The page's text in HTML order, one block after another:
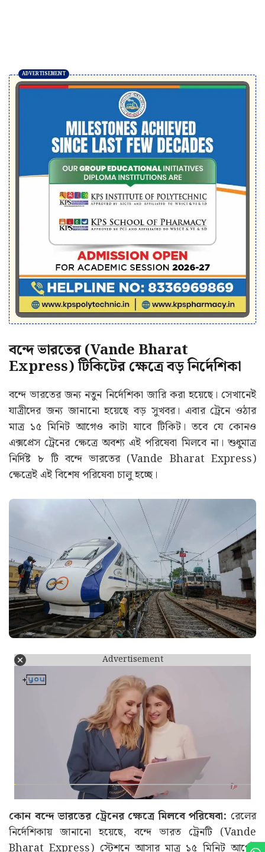
বন্দে ভারতের (Vande Bharat
Express) টিকিটের ক্ষেত্রে বড় নির্দেশিকা
বন্দে ভারতের জন্য নতুন নির্দেশিকা জারি করা হয়েছে। সেখানেই
যাত্রীদের জন্য জানানো হয়েছে বড় সুখবর। এবার ট্রেনে ওঠার
মাত্র ১৫ মিনিট আগেও কাটা যাবে টিকিট। তবে যে কোনও
এক্সপ্রেস ট্রেনের ক্ষেত্রে অবশ্য এই পরিষেবা মিলবে না। শুধুমাত্র
নির্দিষ্ট ৮ টি বন্দে ভারতের (Vande Bharat Express)
ক্ষেত্রেই এই বিশেষ পরিষেবা চালু হচ্ছে।
Advertisement
কোন বন্দে ভারতের ট্রেনের ক্ষেত্রে মিলবে পরিষেবা: রেলের
নির্দেশিকায় জানানো হয়েছে, বন্দে ভারত ট্রেনটি (Vande
Bharat Express) স্টেশনে আসার মাত্র ১৫ মিনিট আগেই